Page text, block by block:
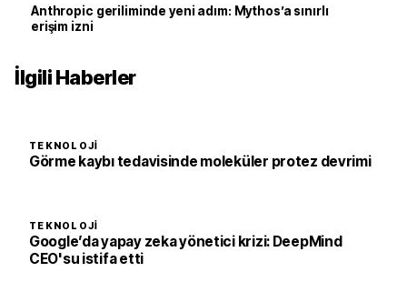
Anthropic geriliminde yeni adım: Mythos’a sınırlı
erişim izni
İlgili Haberler
TEKNOLOJI
Görme kaybı tedavisinde moleküler protez devrimi
TEKNOLOJI
Google’da yapay zeka yönetici krizi: DeepMind
CEO'su istifa etti